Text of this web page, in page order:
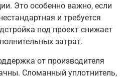
Это особенно важно, если
и требуется
под проект снижает
затрат.
от производителя
Сломанный уплотнитель,